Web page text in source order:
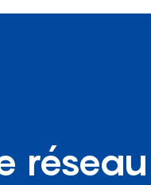
réseau